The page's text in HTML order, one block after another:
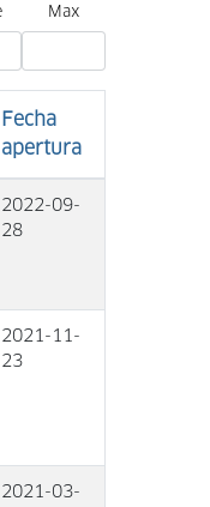
Max
Fecha
apertura
2022-09-
28
2021-11-
23
2021-03-